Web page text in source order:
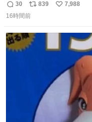
返
信
30
リ
ポ
ト
数
839
い
7,988
16時間前